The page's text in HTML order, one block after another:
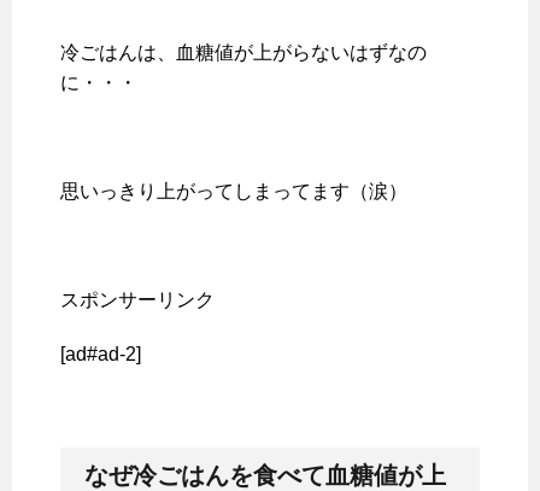
冷ごはんは、血糖値が上がらないはずなの
に・・・
思いっきり上がってしまってます（涙）
スポンサーリンク
[ad#ad-2]
なぜ冷ごはんを食べて血糖値が上